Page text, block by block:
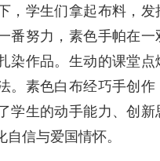
，学生们拿起布料，
番努力，素色手帕在
染作品。生动的课堂
。素色白布经巧手创
学生的动手能力、创
信与爱国情怀。